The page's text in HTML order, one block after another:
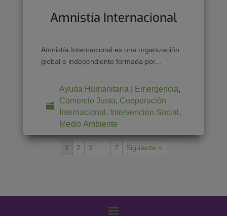
Amnistía Internacional
Amnistía Internacional es una organización
global e independiente formada por...
Ayuda Humanitaria | Emergencia,
Comercio Justo, Cooperación
Internacional , Intervención Social ,
Medio Ambiente
1 2 3 7 Siguiente »